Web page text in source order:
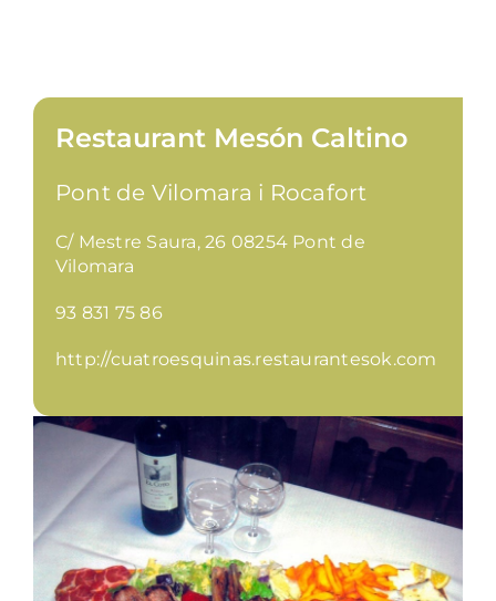
Restaurant Mesón Caltino
Pont de Vilomara i Rocafort
C/ Mestre Saura, 26 08254 Pont de
Vilomara
93 831 75 86
http://cuatroesquinas.restaurantesok.com